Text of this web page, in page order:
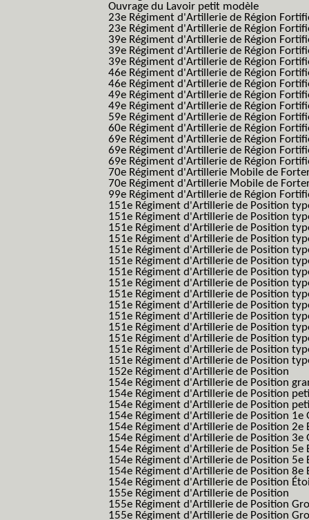
Ouvrage du Lavoir petit modèle
23e Régiment d'Artillerie de Région
23e Régiment d'Artillerie de Région
39e Régiment d'Artillerie de Région
39e Régiment d'Artillerie de Région
39e Régiment d'Artillerie de Région
46e Régiment d'Artillerie de Région
46e Régiment d'Artillerie de Région
49e Régiment d'Artillerie de Région
49e Régiment d'Artillerie de Région
59e Régiment d'Artillerie de Région
60e Régiment d'Artillerie de Région
69e Régiment d'Artillerie de Région
69e Régiment d'Artillerie de Région
69e Régiment d'Artillerie de Région
70e Régiment d'Artillerie Mobile de
70e Régiment d'Artillerie Mobile de
99e Régiment d'Artillerie de Région
151e Régiment d'Artillerie de Position
151e Régiment d'Artillerie de Position
151e Régiment d'Artillerie de Position
151e Régiment d'Artillerie de Position
151e Régiment d'Artillerie de Position
151e Régiment d'Artillerie de Position
151e Régiment d'Artillerie de Position
151e Régiment d'Artillerie de Position
151e Régiment d'Artillerie de Position
151e Régiment d'Artillerie de Position
151e Régiment d'Artillerie de Position
151e Régiment d'Artillerie de Position
151e Régiment d'Artillerie de Position
151e Régiment d'Artillerie de Position
151e Régiment d'Artillerie de Position
152e Régiment d'Artillerie de Position
154e Régiment d'Artillerie de Position
154e Régiment d'Artillerie de Position
154e Régiment d'Artillerie de Position
154e Régiment d'Artillerie de Position 1e
154e Régiment d'Artillerie de Position 2e
154e Régiment d'Artillerie de Position 3e
154e Régiment d'Artillerie de Position 5e
154e Régiment d'Artillerie de Position 5e
154e Régiment d'Artillerie de Position 8e
154e Régiment d'Artillerie de Position
155e Régiment d'Artillerie de Position
155e Régiment d'Artillerie de Position
155e Régiment d'Artillerie de Position